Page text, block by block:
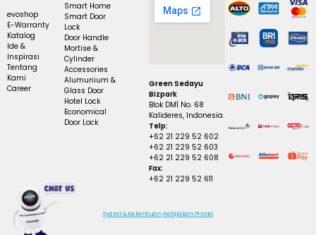
evoshop
E-Warranty
Katalog
Ide &
Inspirasi
Tentang
Kami
Career
Smart Home
Smart Door
Lock
Door Handle
Mortise &
Cylinder
Accessories
Alumunium &
Glass Door
Hotel Lock
Economical
Door Lock
Green Sedayu
Bizpark
Blok DM1 No. 68
Kalideres, Indonesia.
Telp:
+62 21 229 52 602
+62 21 229 52 603
+62 21 229 52 608
Fax:
+62 21 229 52 611
Syarat & Ketentuan Kebijakan Privasi